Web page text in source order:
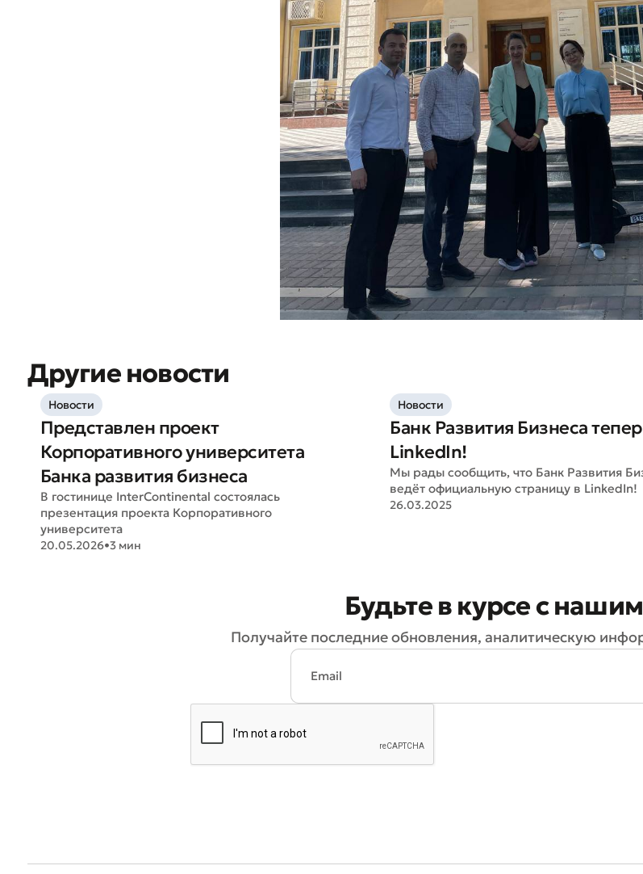
Другие новости
Новости
Представлен проект
Корпоративного университета
Банка развития бизнеса
В гостинице InterContinental состоялась
презентация проекта Корпоративного
университета
20.05.2026•3 мин
Новости
Банк Развития Бизнеса
LinkedIn!
Мы рады сообщить, что Банк Развития
ведёт официальную страницу в LinkedIn!
26.03.2025
Будьте в курсе с
Получайте последние обновления, аналитическую